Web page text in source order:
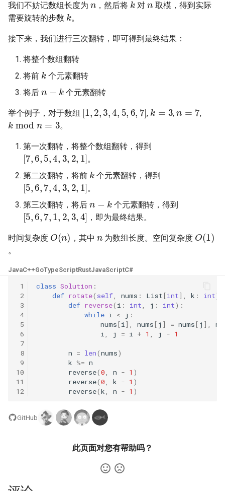
26. 树的子结构
27. 二叉树的镜像
28. 对称的二叉树
30. 包含 min 函数的栈
32.1. 从上到下打印二叉树
32.2. 从上到下打印二叉树 II
32.3. 从上到下打印二叉树 III
33. 二叉搜索树的后序遍历序
列
34. 二叉树中和为某一值的路
35. 复杂链表的复制
36. 二叉搜索树与双向链表
37. 序列化二叉树
38. 字符串的排列
的数字
22. 链表中环的入口节点
点
25. 链表中的两数相加
27. 回文链表
28. 展平多级双向链表
29. 排序的循环链表
30. 插入、删除和随机访问都
是 O(1) 的容器
31. 最近最少使用缓存
32. 有效的变位词
33. 变位词组
34. 外星语言是否排序
35. 最小时间差
36. 后缀表达式
37. 小行星碰撞
4.2. 最小高度树
4.4. 检查平衡性
4.5. 合法二叉搜索树
4.6. 后继者
4.8. 首个共同祖先
4.9. 二叉搜索树序列
4.10. 检查子树
4.12. 求和路径
5.2. 二进制数转字符串
5.3. 翻转数位
5.4. 下一个数
5.6. 整数转换
5.7. 配对交换
5.8. 绘制直线
8.1. 三步问题
我们不妨记数组长度为 ，然后将 对
取模，得到实际
需要旋转的步数
k
。
接下来，我们进行三次翻转，即可得到最终结果：
将整个数组翻转
将前
个元素翻转
将后
个元素翻转
举个例子，对于数组
[1 2 3 4 5 6 7 ]
, , ,
kmod n=3
。
第一次翻转，将整个数组翻转，得到
[7 6,5,4,3, 2,1]
。
第二次翻转，将前
个元素翻转，得到
[5,6,7,4,3, 2,1]
。
第三次翻转，将后
个元素翻转，得到
[5,6,7,1,2, 3,4]
，即为最终结果。
时间复杂度
O ( n)
，其中 为数组长度。空间复杂度
O (1)
。
JavaC++GoTypeScriptRustJavaScriptC#
1
2
3
4
5
6
7
8
9
10
11
12
class Solution :
def rotate( self, nums : List[int], k : int)
def reverse( i : int, j : int):
while i < j :
nums[i], nums[ j ] = nums[ j ],
i, j = i + 1 , j - 1
n = len(nums)
k %= n
reverse(0, n - 1 )
reverse(0, k - 1 )
reverse(k, n - 1 )
GitHub
此页面对您有帮助吗？